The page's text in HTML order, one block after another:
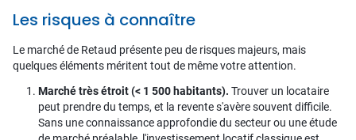
Les risques à connaître
Le marché de Retaud présente peu de risques majeurs, mais
quelques éléments méritent tout de même votre attention.
Marché très étroit (< 1 500 habitants). Trouver un locataire
peut prendre du temps, et la revente s'avère souvent difficile.
Sans une connaissance approfondie du secteur ou une étude